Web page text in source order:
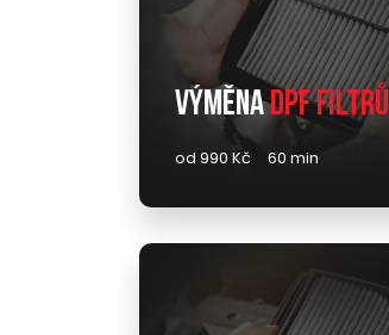
VýměnaDPF filtrů
od 990 Kč 60 min